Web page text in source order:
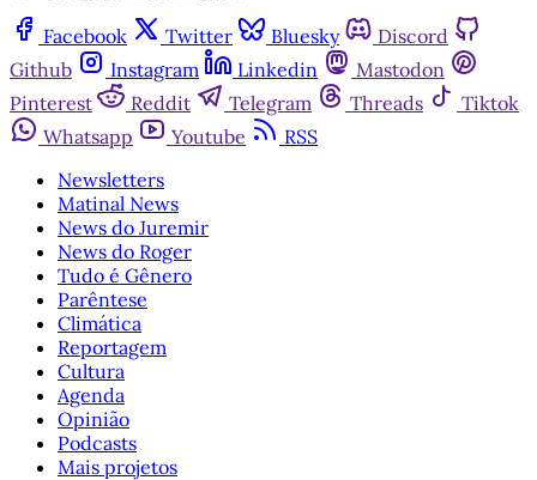
Facebook Twitter Bluesky
Discord
Github
Instagram Linkedin
Mastodon
Pinterest
Reddit Telegram Threads
Tiktok
Whatsapp
Youtube
RSS
Newsletters
Matinal News
News do Juremir
News do Roger
Tudo é Gênero
Parêntese
Climática
Reportagem
Cultura
Agenda
Opinião
Podcasts
Mais projetos